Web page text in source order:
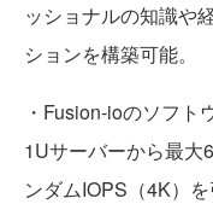
ッショナルの知識や
ションを構築可能。
・Fusion-ioのソフト
1Uサーバーから最大
ンダムIOPS（4K）